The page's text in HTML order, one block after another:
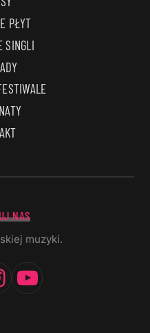
PŁYT
SINGLI
NAS
muzyki.
Instagram